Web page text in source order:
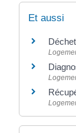
Et aussi